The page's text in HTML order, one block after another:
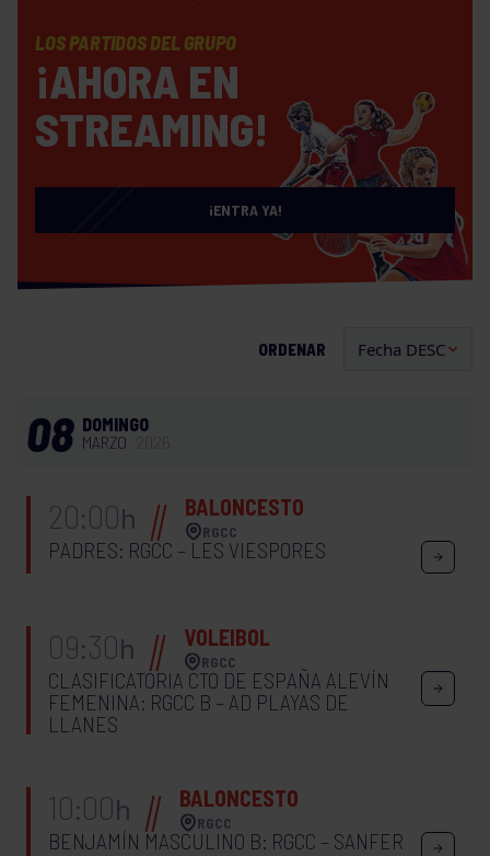
LOS PARTIDOS DEL GRUPO
¡AHORA EN
STREAMING!
¡ENTRA YA!
ORDENAR
08 DOMINGO
MARZO
20:00h BALONCESTO
RGCC
PADRES: RGCC – LES VIESPORES
09:30h VOLEIBOL
RGCC
CLASIFICATORIA CTO DE ESPAÑA ALEVÍN
FEMENINA: RGCC B – AD PLAYAS DE
LLANES
10:00h BALONCESTO
RGCC
BENJAMÍN MASCULINO B: RGCC – SANFER